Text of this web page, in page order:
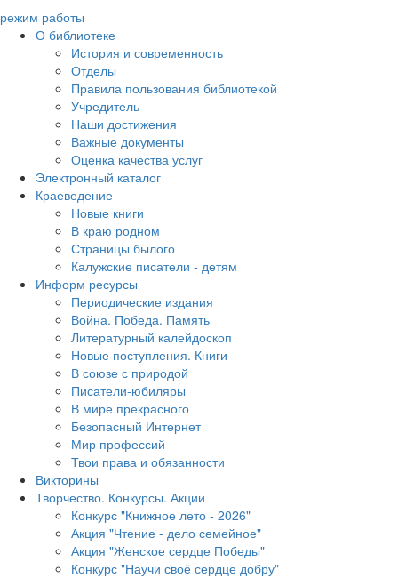
режим работы
О библиотеке
История и современность
Отделы
Правила пользования библиотекой
Учредитель
Наши достижения
Важные документы
Оценка качества услуг
Электронный каталог
Краеведение
Новые книги
В краю родном
Страницы былого
Калужские писатели - детям
Информ ресурсы
Периодические издания
Война. Победа. Память
Литературный калейдоскоп
Новые поступления. Книги
В союзе с природой
Писатели-юбиляры
В мире прекрасного
Безопасный Интернет
Мир профессий
Твои права и обязанности
Викторины
Творчество. Конкурсы. Акции
Конкурс "Книжное лето - 2026"
Акция "Чтение - дело семейное"
Акция "Женское сердце Победы"
Конкурс "Научи своё сердце добру"